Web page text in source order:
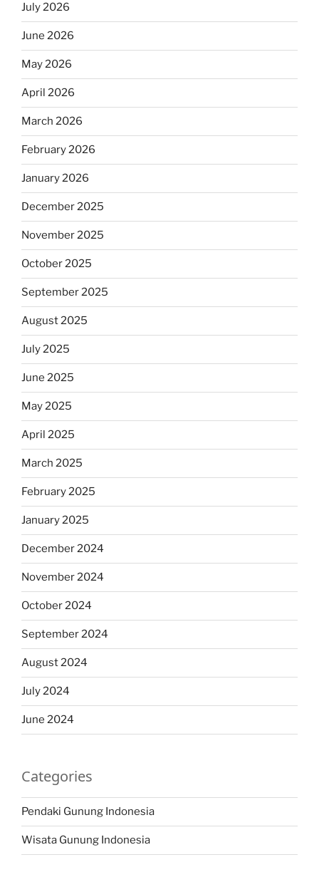
July 2026
June 2026
May 2026
April 2026
March 2026
February 2026
January 2026
December 2025
November 2025
October 2025
September 2025
August 2025
July 2025
June 2025
May 2025
April 2025
March 2025
February 2025
January 2025
December 2024
November 2024
October 2024
September 2024
August 2024
July 2024
June 2024
Categories
Pendaki Gunung Indonesia
Wisata Gunung Indonesia